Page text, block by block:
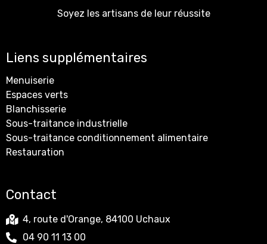
Soyez les artisans de leur réussite
Liens supplémentaires
Menuiserie
Espaces verts
Blanchisserie
Sous-traitance industrielle
Sous-traitance conditionnement alimentaire
Restauration
Contact
4, route d'Orange, 84100 Uchaux
04 90 11 13 00